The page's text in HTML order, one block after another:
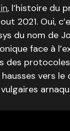
, l’histoire du
2021. Oui,
du nom de
face à
des
vers